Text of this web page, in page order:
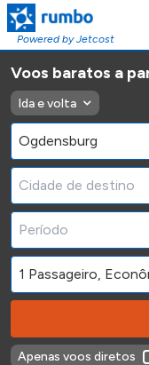
Powered by Jetcost
Voos baratos a
Ida e volta
Apenas voos diretos